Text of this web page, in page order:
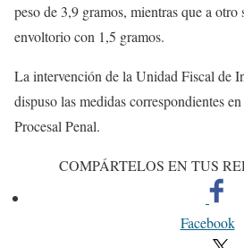
peso de 3,9 gramos, mientras que a otro
envoltorio con 1,5 gramos.
La intervención de la Unidad Fiscal de
dispuso las medidas correspondientes
Procesal Penal.
COMPÁRTELOS EN TUS
Facebook